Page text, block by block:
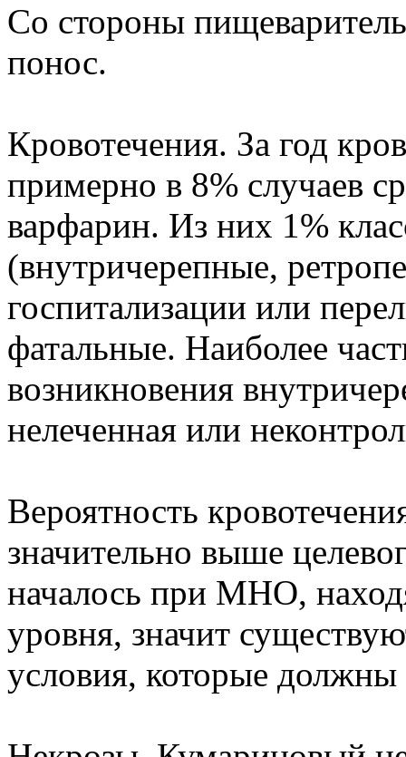
Со стороны
понос.
Кровотечения. За год
примерно в 8% случаев
варфарин. Из них 1%
(внутричерепные,
госпитализации или
фатальные. Наиболее
возникновения
нелеченная или
Вероятность
значительно выше
началось при MHO,
уровня, значит
условия, которые